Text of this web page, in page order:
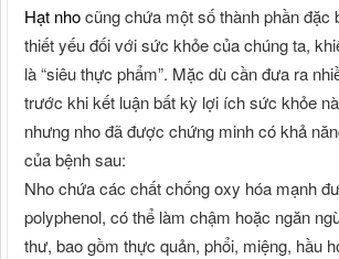
Hạt nhocũng chứa một số thành phần đặc
thiết yếu đối với sức khỏe của chúng ta,
là “siêu thực phẩm”. Mặc dù cần đưa ra
trước khi kết luận bất kỳ lợi ích sức khỏe
nhưng nho đã được chứng minh có khả
của bệnh sau:
Nho chứa các chất chống oxy hóa mạnh
polyphenol, có thể làm chậm hoặc ngăn
thư, bao gồm thực quản, phổi, miệng, hầu